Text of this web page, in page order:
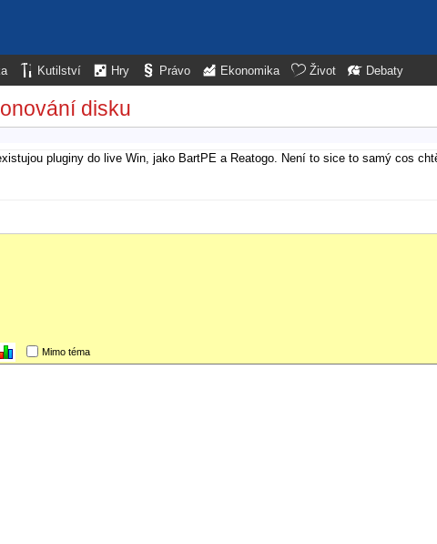
Kutilství Hry Právo Ekonomika Život Debaty
disku
pluginy do live Win, jako BartPE a Reatogo. Není to sice to samý cos
Mimo téma